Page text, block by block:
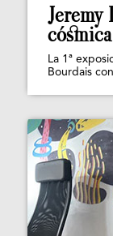
Jeremy
La 1ª
Bourdais